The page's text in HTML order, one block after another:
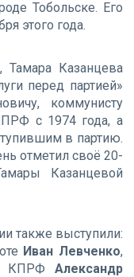
Тобольске. Его
этого года.
Казанцева
перед партией»
коммунисту
с 1974 года, а
в партию.
отметил своё 20-
Казанцевой
также выступили:
Иван Левченко,
КПРФ Александр